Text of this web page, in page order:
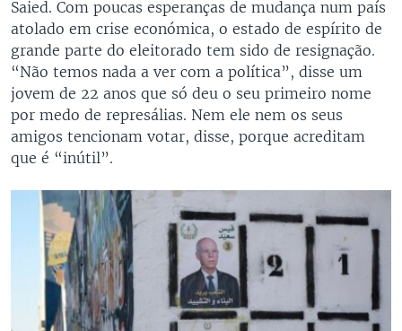
Saied. Com poucas esperanças de mudança num país
atolado em crise económica, o estado de espírito de
grande parte do eleitorado tem sido de resignação.
“Não temos nada a ver com a política”, disse um
jovem de 22 anos que só deu o seu primeiro nome
por medo de represálias. Nem ele nem os seus
amigos tencionam votar, disse, porque acreditam
que é “inútil”.